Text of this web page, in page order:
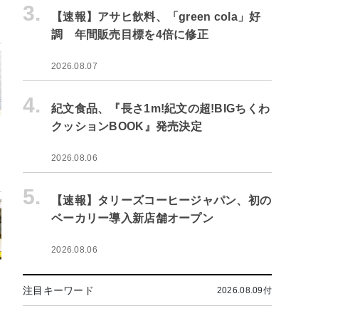
3.
【速報】アサヒ飲料、「green cola」好
調 年間販売目標を4倍に修正
2026.08.07
4.
紀文食品、『長さ1m!紀文の超!BIGちくわ
クッションBOOK』発売決定
2026.08.06
5.
【速報】タリーズコーヒージャパン、初の
ベーカリー導入新店舗オープン
2026.08.06
注目キーワード 2026.08.09付